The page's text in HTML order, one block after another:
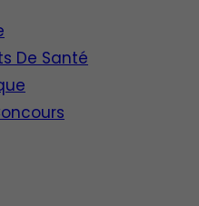
De Santé